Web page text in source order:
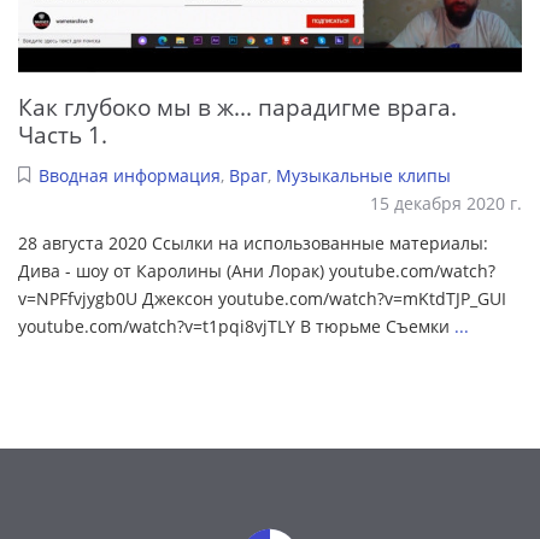
Как глубоко мы в ж... парадигме врага.
Часть 1.
Вводная информация, Враг, Музыкальные клипы
15 декабря 2020 г.
28 августа 2020 Ссылки на использованные материалы:
Дива - шоу от Каролины (Ани Лорак) youtube.com/watch?
v=NPFfvjygb0U Джексон youtube.com/watch?v=mKtdTJP_GUI
youtube.com/watch?v=t1pqi8vjTLY В тюрьме Съемки ...